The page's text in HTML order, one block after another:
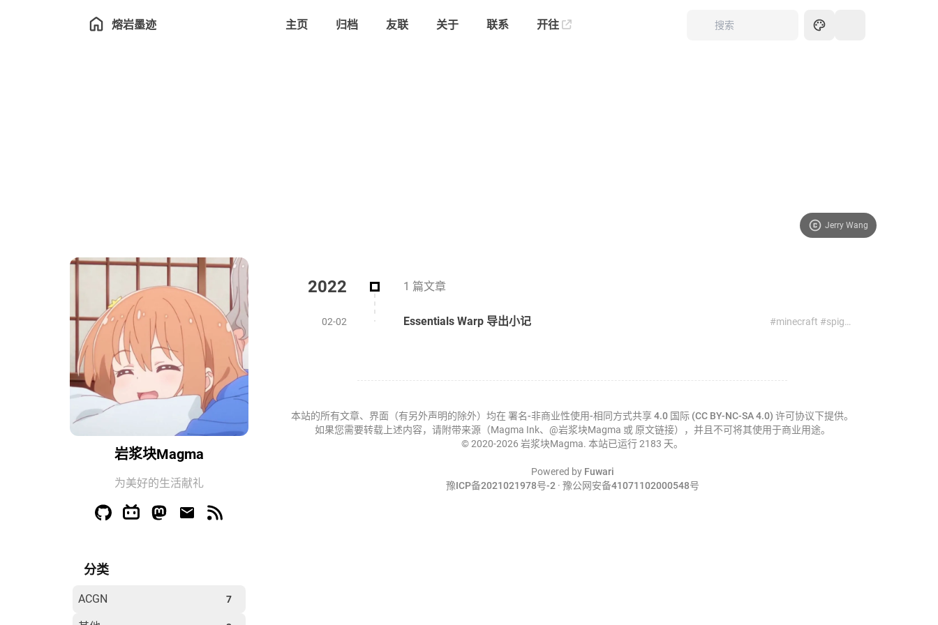
熔岩墨迹 主页 归档 友联 关于 联系 开往
Jerry Wang
岩浆块Magma
为美好的生活献礼
分类
ACGN 7
2022 1 篇文章
02-02 Essentials Warp 导出小记 #minecraft #spigot #教程 #服务器 #群组服
本站的所有文章、界面（有另外声明的除外）均在 署名-非商业性使用-相同方式共享 4.0 国际 (CC BY-NC-SA 4.0) 许可协议下提供。
如果您需要转载上述内容，请附带来源（Magma Ink、@岩浆块Magma 或 原文链接），并且不可将其使用于商业用途。
© 2020-2026 岩浆块Magma. 本站已运行 2183 天。
Powered by Fuwari
豫ICP备2021021978号-2 · 豫公网安备41071102000548号